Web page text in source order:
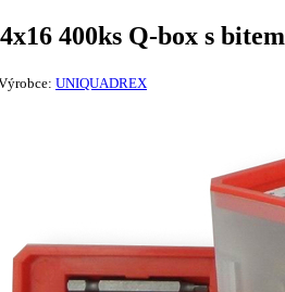
400ks Q-box s bitem
UNIQUADREX